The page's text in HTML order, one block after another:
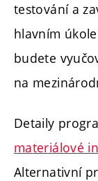
testování a
hlavním
budete
na
Detaily
materiálové
Alternativní